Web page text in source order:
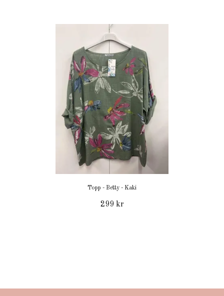
Topp - Betty - Kaki
299 kr